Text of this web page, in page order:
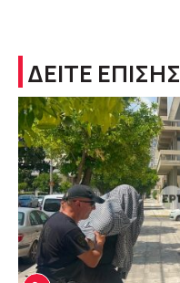
ΔΕΙΤΕ ΕΠΙΣΗΣ